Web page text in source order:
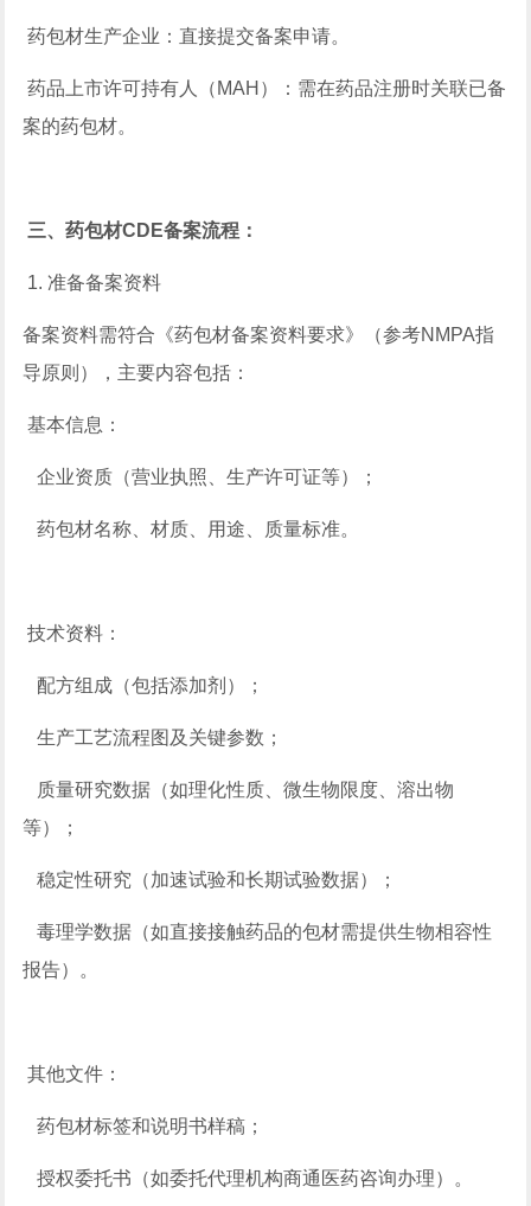
药包材生产企业：直接提交备案申请。
药品上市许可持有人（MAH）：需在药品注册时关联已备
案的药包材。
三、药包材CDE备案流程：
1. 准备备案资料
备案资料需符合《药包材备案资料要求》（参考NMPA指
导原则），主要内容包括：
基本信息：
企业资质（营业执照、生产许可证等）；
药包材名称、材质、用途、质量标准。
技术资料：
配方组成（包括添加剂）；
生产工艺流程图及关键参数；
质量研究数据（如理化性质、微生物限度、溶出物
等）；
稳定性研究（加速试验和长期试验数据）；
毒理学数据（如直接接触药品的包材需提供生物相容性
报告）。
其他文件：
药包材标签和说明书样稿；
授权委托书（如委托代理机构商通医药咨询办理）。